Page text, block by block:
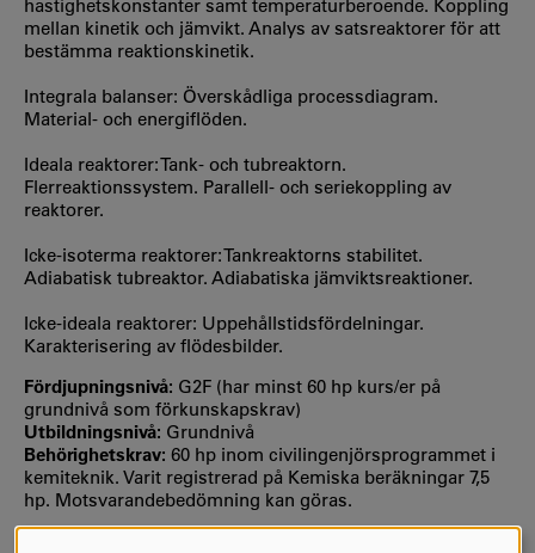
hastighetskonstanter samt temperaturberoende. Koppling
mellan kinetik och jämvikt. Analys av satsreaktorer för att
bestämma reaktionskinetik.
Integrala balanser: Överskådliga processdiagram.
Material- och energiflöden.
Ideala reaktorer: Tank- och tubreaktorn.
Flerreaktionssystem. Parallell- och seriekoppling av
reaktorer.
Icke-isoterma reaktorer: Tankreaktorns stabilitet.
Adiabatisk tubreaktor. Adiabatiska jämviktsreaktioner.
Icke-ideala reaktorer: Uppehållstidsfördelningar.
Karakterisering av flödesbilder.
Fördjupningsnivå: G2F (har minst 60 hp kurs/er på
grundnivå som förkunskapskrav)
Utbildningsnivå: Grundnivå
Behörighetskrav: 60 hp inom civilingenjörsprogrammet i
kemiteknik. Varit registrerad på Kemiska beräkningar 7,5
hp. Motsvarandebedömning kan göras.